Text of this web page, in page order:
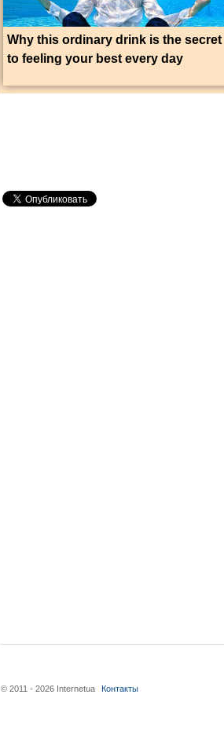
Why this ordinary drink is the secret
to feeling your best every day
© 2011 - 2026 Internetua Контакты